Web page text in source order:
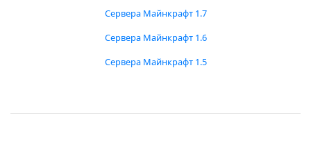
Сервера Майнкрафт 1.7
Сервера Майнкрафт 1.6
Сервера Майнкрафт 1.5